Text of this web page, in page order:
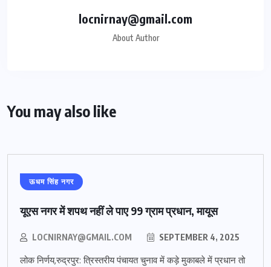
locnirnay@gmail.com
About Author
You may also like
ऊधम सिंह नगर
यूएस नगर में शपथ नहीं ले पाए 99 ग्राम प्रधान, मायूस
LOCNIRNAY@GMAIL.COM SEPTEMBER 4, 2025
लोक निर्णय,रुद्रपुर: त्रिस्तरीय पंचायत चुनाव में कड़े मुकाबले में प्रधान तो